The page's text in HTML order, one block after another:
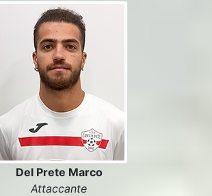
Del Prete Marco
Attaccante